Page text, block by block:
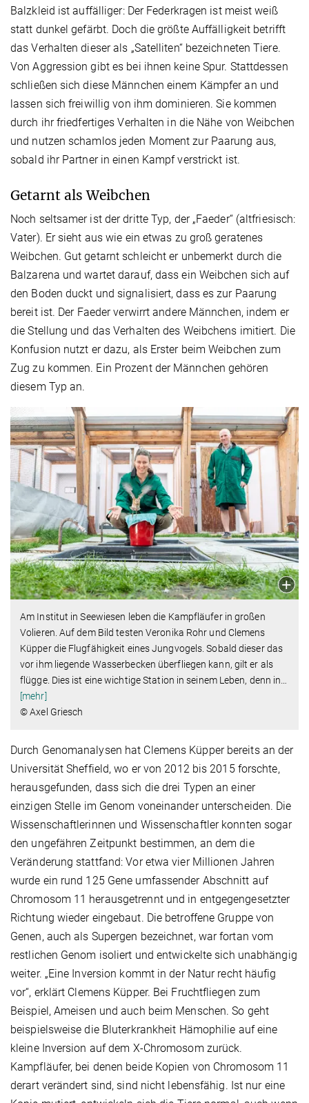
Balzkleid ist auffälliger: Der Federkragen ist meist weiß
statt dunkel gefärbt. Doch die größte Auffälligkeit betrifft
das Verhalten dieser als „Satelliten“ bezeichneten Tiere.
Von Aggression gibt es bei ihnen keine Spur. Stattdessen
schließen sich diese Männchen einem Kämpfer an und
lassen sich freiwillig von ihm dominieren. Sie kommen
durch ihr friedfertiges Verhalten in die Nähe von Weibchen
und nutzen schamlos jeden Moment zur Paarung aus,
sobald ihr Partner in einen Kampf verstrickt ist.
Getarnt als Weibchen
Noch seltsamer ist der dritte Typ, der „Faeder“ (altfriesisch:
Vater). Er sieht aus wie ein etwas zu groß geratenes
Weibchen. Gut getarnt schleicht er unbemerkt durch die
Balzarena und wartet darauf, dass ein Weibchen sich auf
den Boden duckt und signalisiert, dass es zur Paarung
bereit ist. Der Faeder verwirrt andere Männchen, indem er
die Stellung und das Verhalten des Weibchens imitiert. Die
Konfusion nutzt er dazu, als Erster beim Weibchen zum
Zug zu kommen. Ein Prozent der Männchen gehören
diesem Typ an.
Am Institut in Seewiesen leben die Kampfläufer in großen
Volieren. Auf dem Bild testen Veronika Rohr und Clemens
Küpper die Flugfähigkeit eines Jungvogels. Sobald dieser das
vor ihm liegende Wasserbecken überfliegen kann, gilt er als
flügge. Dies ist eine wichtige Station in seinem Leben, denn in
[mehr]
© Axel Griesch
Durch Genomanalysen hat Clemens Küpper bereits an der
Universität Sheffield, wo er von 2012 bis 2015 forschte,
herausgefunden, dass sich die drei Typen an einer
einzigen Stelle im Genom voneinander unterscheiden. Die
Wissenschaftlerinnen und Wissenschaftler konnten sogar
den ungefähren Zeitpunkt bestimmen, an dem die
Veränderung stattfand: Vor etwa vier Millionen Jahren
wurde ein rund 125 Gene umfassender Abschnitt auf
Chromosom 11 herausgetrennt und in entgegengesetzter
Richtung wieder eingebaut. Die betroffene Gruppe von
Genen, auch als Supergen bezeichnet, war fortan vom
restlichen Genom isoliert und entwickelte sich unabhängig
weiter. „Eine Inversion kommt in der Natur recht häufig
vor“, erklärt Clemens Küpper. Bei Fruchtfliegen zum
Beispiel, Ameisen und auch beim Menschen. So geht
beispielsweise die Bluterkrankheit Hämophilie auf eine
kleine Inversion auf dem X-Chromosom zurück.
Kampfläufer, bei denen beide Kopien von Chromosom 11
derart verändert sind, sind nicht lebensfähig. Ist nur eine